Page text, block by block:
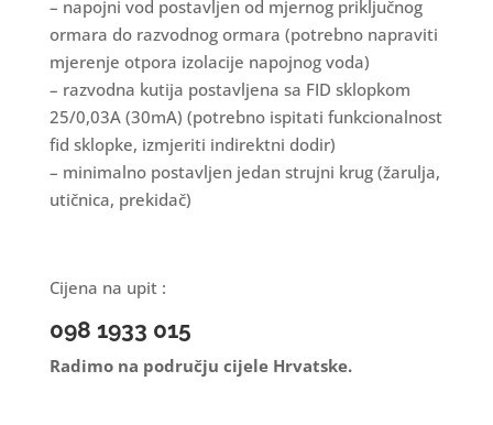
– napojni vod postavljen od mjernog priključnog
ormara do razvodnog ormara (potrebno napraviti
mjerenje otpora izolacije napojnog voda)
– razvodna kutija postavljena sa FID sklopkom
25/0,03A (30mA) (potrebno ispitati funkcionalnost
fid sklopke, izmjeriti indirektni dodir)
– minimalno postavljen jedan strujni krug (žarulja,
utičnica, prekidač)
Cijena na upit :
098 1933 015
Radimo na području cijele Hrvatske.